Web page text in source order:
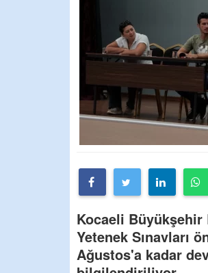
Kocaeli
Yetenek Sınavları
Ağustos'a kadar